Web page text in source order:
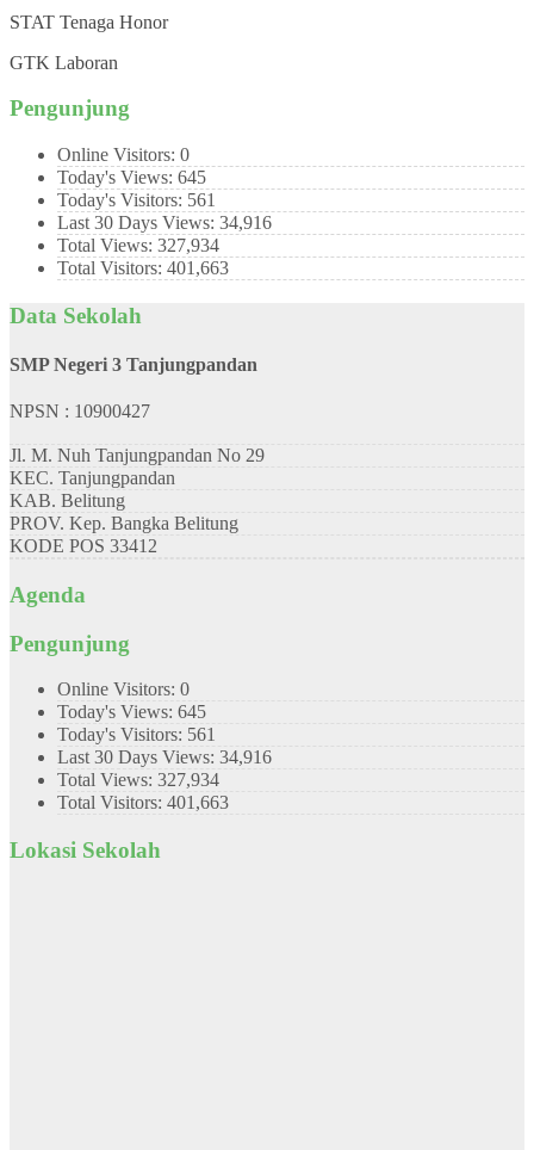
STAT Tenaga Honor
GTK Laboran
Pengunjung
Online Visitors: 0
Today's Views: 645
Today's Visitors: 561
Last 30 Days Views: 34,916
Total Views: 327,934
Total Visitors: 401,663
Data Sekolah
SMP Negeri 3 Tanjungpandan
NPSN : 10900427
Jl. M. Nuh Tanjungpandan No 29
KEC. Tanjungpandan
KAB. Belitung
PROV. Kep. Bangka Belitung
KODE POS 33412
Agenda
Pengunjung
Online Visitors: 0
Today's Views: 645
Today's Visitors: 561
Last 30 Days Views: 34,916
Total Views: 327,934
Total Visitors: 401,663
Lokasi Sekolah